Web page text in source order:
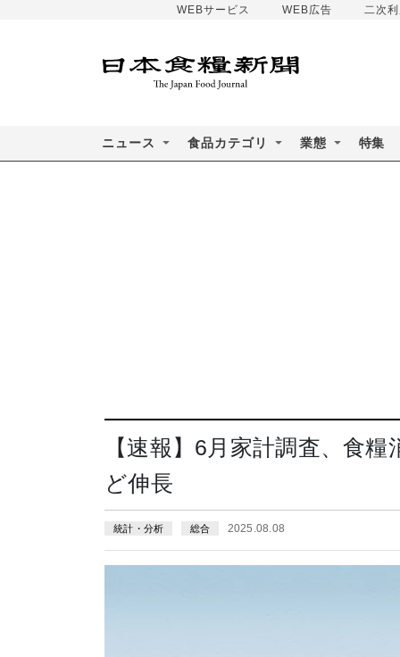
WEBサービス WEB広告 二次
ニュース 食品カテゴリ 業態 特集
【速報】6月家計調査、食
ど伸長
統計・分析 総合 2025.08.08